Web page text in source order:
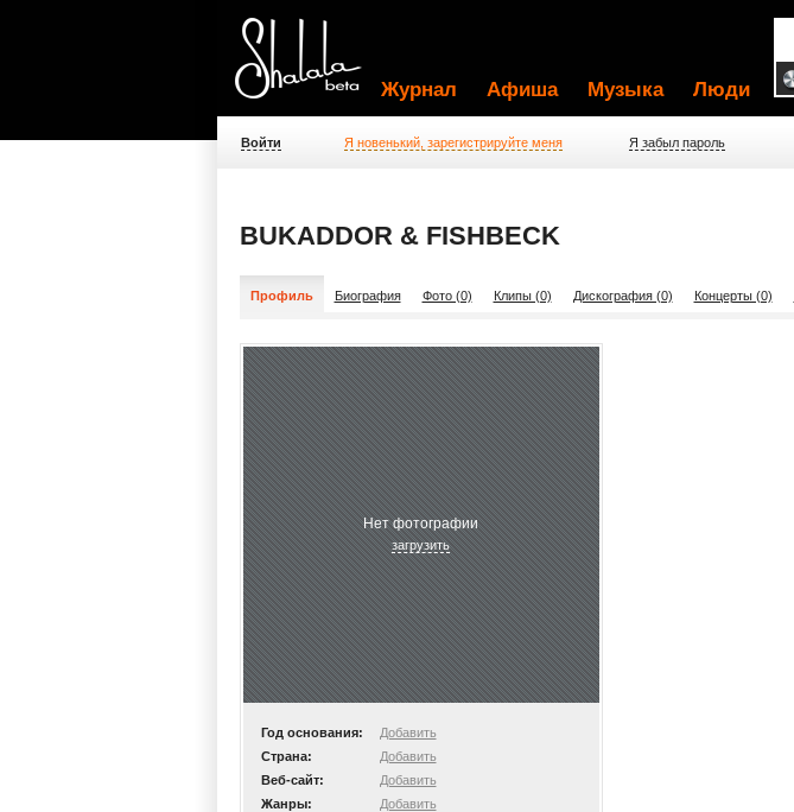
Журнал Афиша Музыка Люди
Войти Я новенький, зарегистрируйте меня Я забыл пароль
BUKADDOR & FISHBECK
Профиль Биография Фото (0) Клипы (0) Дискография (0) Концерты (0)
Нет фотографии
загрузить
Год основания:
Добавить
Страна:
Добавить
Веб-сайт:
Добавить
Жанры:
Добавить